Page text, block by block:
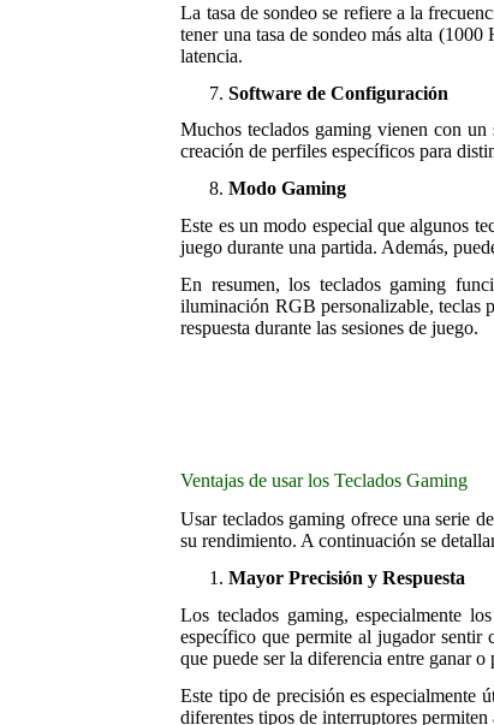
La tasa de sondeo se refiere a la
tener una tasa de sondeo más alta
latencia.
Software de Configuración
Muchos teclados gaming vienen con
creación de perfiles específicos para
Modo Gaming
Este es un modo especial que algunos
juego durante una partida. Además,
En resumen, los teclados gaming
iluminación RGB personalizable, teclas
respuesta durante las sesiones de juego.
Ventajas de usar los Teclados Gaming
Usar teclados gaming ofrece una serie
su rendimiento. A continuación se
Mayor Precisión y Respuesta
Los teclados gaming, especialmente
específico que permite al jugador sentir
que puede ser la diferencia entre ganar o
Este tipo de precisión es especialmente
diferentes tipos de interruptores